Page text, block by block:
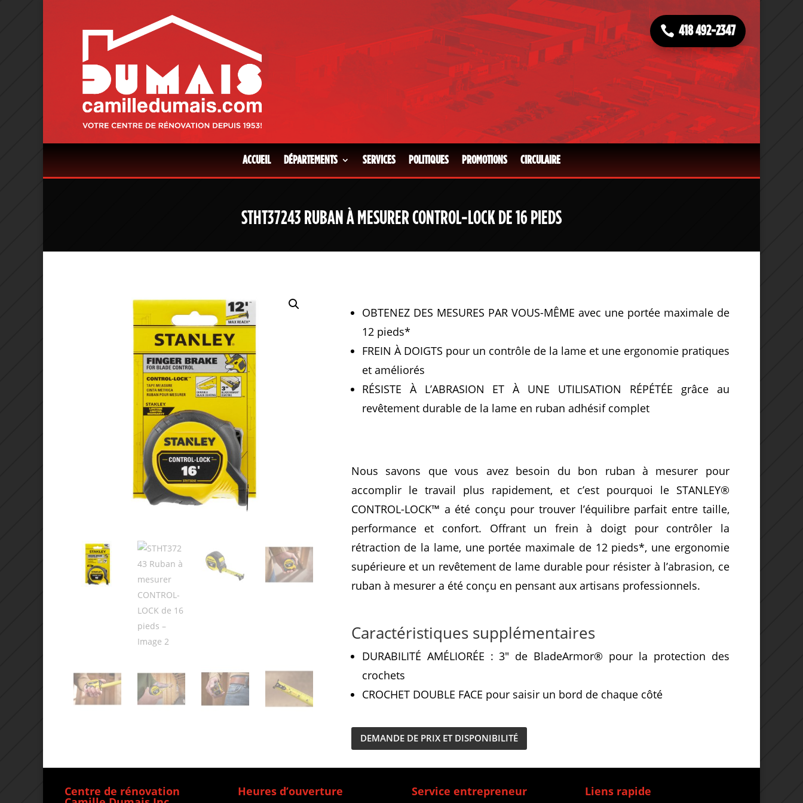
418 492-2347
ACCUEIL DÉPARTEMENTS SERVICES POLITIQUES PROMOTIONS CIRCULAIRE
STHT37243 RUBAN À MESURER CONTROL-LOCK DE 16 PIEDS
OBTENEZ DES MESURES PAR VOUS-MÊME avec une portée maximale de
12 pieds*
FREIN À DOIGTS pour un contrôle de la lame et une ergonomie pratiques
et améliorés
RÉSISTE À L’ABRASION ET À UNE UTILISATION RÉPÉTÉE grâce au
revêtement durable de la lame en ruban adhésif complet
Nous savons que vous avez besoin du bon ruban à mesurer pour
accomplir le travail plus rapidement, et c’est pourquoi le STANLEY®
CONTROL-LOCK™ a été conçu pour trouver l’équilibre parfait entre taille,
performance et confort. Offrant un frein à doigt pour contrôler la
rétraction de la lame, une portée maximale de 12 pieds*, une ergonomie
supérieure et un revêtement de lame durable pour résister à l’abrasion, ce
ruban à mesurer a été conçu en pensant aux artisans professionnels.
Caractéristiques supplémentaires
DURABILITÉ AMÉLIORÉE : 3″ de BladeArmor® pour la protection des
crochets
CROCHET DOUBLE FACE pour saisir un bord de chaque côté
DEMANDE DE PRIX ET DISPONIBILITÉ
Centre de rénovation Heures d’ouverture Service entrepreneur Liens rapide